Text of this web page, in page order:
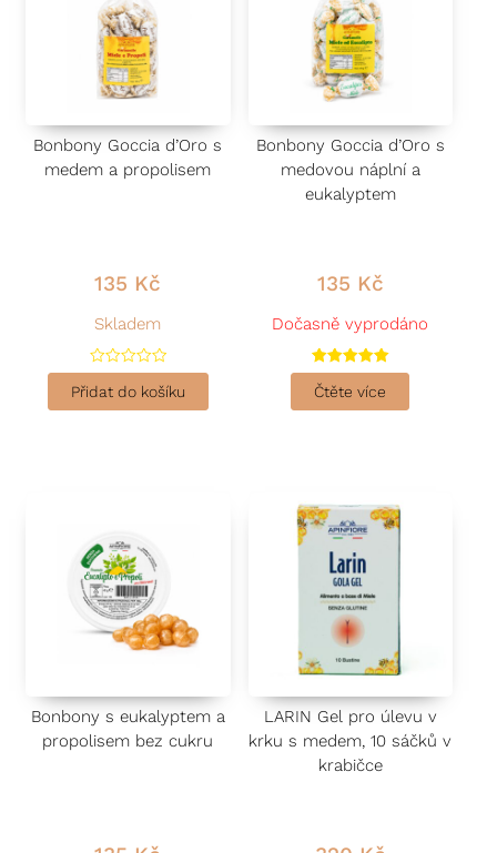
Bonbony Goccia d’Oro s
medem a propolisem
135 Kč
Skladem
H
o
Přidat do košíku
Bonbony Goccia d’Oro s
medovou náplní a
eukalyptem
135 Kč
Dočasně vyprodáno
Hodnocení
5.00
Čtěte více
Bonbony s eukalyptem a
propolisem bez cukru
LARIN Gel pro úlevu v
krku s medem, 10 sáčků v
krabičce